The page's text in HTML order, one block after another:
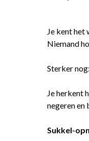
Je kent het
Niemand
Sterker
Je herkent
negeren en
Sukkel-